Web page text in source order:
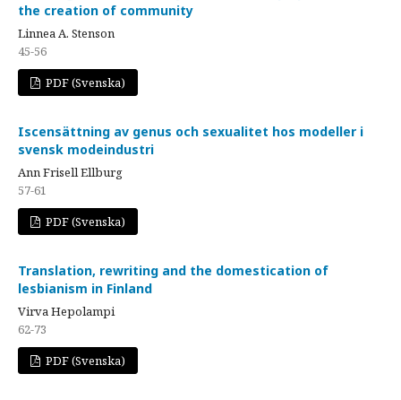
the creation of community
Linnea A. Stenson
45-56
PDF (Svenska)
Iscensättning av genus och sexualitet hos modeller i
svensk modeindustri
Ann Frisell Ellburg
57-61
PDF (Svenska)
Translation, rewriting and the domestication of
lesbianism in Finland
Virva Hepolampi
62-73
PDF (Svenska)